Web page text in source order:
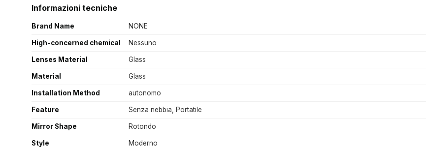
Informazioni tecniche
Brand Name NONE
High-concerned chemical Nessuno
Lenses Material Glass
Material Glass
Installation Method autonomo
Feature Senza nebbia, Portatile
Mirror Shape Rotondo
Style Moderno